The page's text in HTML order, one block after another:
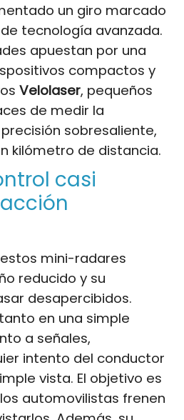
un giro marcado
tecnología avanzada.
apuestan por una
compactos y
Velolaser, pequeños
de medir la
sobresaliente,
kilómetro de distancia.
casi
mini-radares
reducido y su
desapercibidos.
en una simple
a señales,
intento del conductor
vista. El objetivo es
automovilistas frenen